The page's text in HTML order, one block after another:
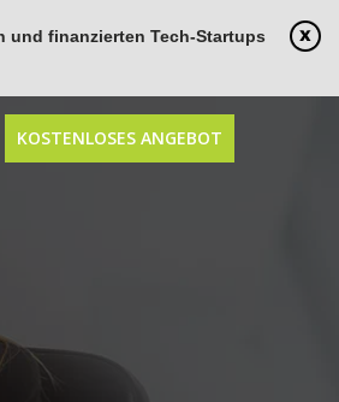
und finanzierten Tech-Startups
KOSTENLOSES ANGEBOT